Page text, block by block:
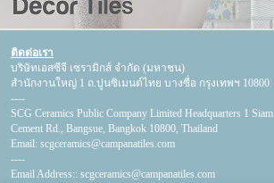
ติดต่อเรา
บริษัทเอสซีจี เซรามิกส์ จำกัด (มหาชน)
สำนักงานใหญ่ 1 ถ.ปูนซิเมนต์ไทย บางซื่อ กรุงเทพฯ 10800
----
SCG Ceramics Public Company Limited Headquarters 1 Siam
Cement Rd., Bangsue, Bangkok 10800, Thailand
Email: scgceramics@campanatiles.com
----
Email Address:: scgceramics@campanatiles.com